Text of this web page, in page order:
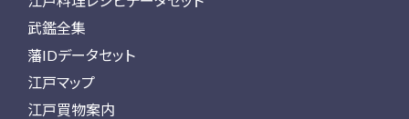
武鑑全集
藩IDデータセット
江戸マップ
江戸買物案内